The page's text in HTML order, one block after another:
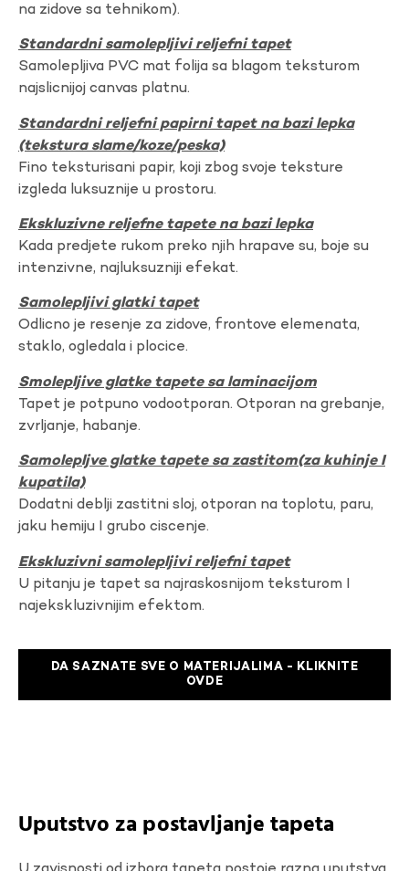
na zidove sa tehnikom).
Standardni samolepljivi reljefni tapet
Samolepljiva PVC mat folija sa blagom teksturom
najslicnijoj canvas platnu.
Standardni reljefni papirni tapet na bazi lepka
(tekstura slame/koze/peska)
Fino teksturisani papir, koji zbog svoje teksture
izgleda luksuznije u prostoru.
Ekskluzivne reljefne tapete na bazi lepka
Kada predjete rukom preko njih hrapave su, boje su
intenzivne, najluksuzniji efekat.
Samolepljivi glatki tapet
Odlicno je resenje za zidove, frontove elemenata,
staklo, ogledala i plocice.
Smolepljive glatke tapete sa laminacijom
Tapet je potpuno vodootporan. Otporan na grebanje,
zvrljanje, habanje.
Samolepljve glatke tapete sa zastitom(za kuhinje I
kupatila)
Dodatni deblji zastitni sloj, otporan na toplotu, paru,
jaku hemiju I grubo ciscenje.
Ekskluzivni samolepljivi reljefni tapet
U pitanju je tapet sa najraskosnijom teksturom I
najekskluzivnijim efektom.
DA SAZNATE SVE O MATERIJALIMA - KLIKNITE
OVDE
Uputstvo za postavljanje tapeta